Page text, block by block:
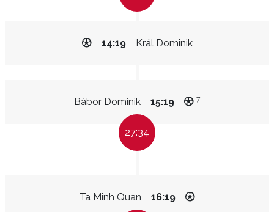
Král Dominik
14:19
Bábor Dominik 15:19 7
27:34
Ta Minh Quan 16:19